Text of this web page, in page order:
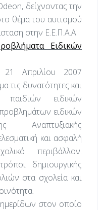
, δείχνοντας την
θέμα του αυτισμού
στην Ε.Ε.Π.Α.Α.
Ειδικών
Απριλίου 2007
τις δυνατότητες και
παιδιών ειδικών
ειδικών
Αναπτυξιακής
και ασφαλή
περιβάλλον.
δημιουργικής
στα σχολεία και
στον οποίο